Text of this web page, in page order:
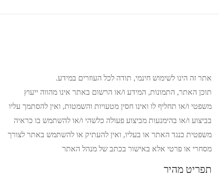
אתר זה הינו לשימוש חינמי, תודה לכל העוזרים במידע.
תוכן האתר, התמונות, המידע ו/או הרשום באתר אינו מהווה ייעוץ
משפטי ו/או תחליף לו ואינו חסין מטעויות והשמטות, ואין להסתמך עליו
בביצוע ו/או בהימנעות מביצוע פעולה כלשהי ו/או להשתמש בו כראיה
משפטית כנגד האתר או בעליו, ואין להעתיק או להשתמש באתר לצורך
מסחרי או פרטי אלא באישור בכתב של מנהל האתר
תפריט מהיר